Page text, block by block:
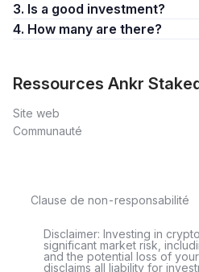
3. Is a good investment?
4. How many are there?
Ressources Ankr
Site web
Communauté
Clause de non-responsabilité
Disclaimer: Investing in
significant market risk,
and the potential loss of
disclaims all liability for